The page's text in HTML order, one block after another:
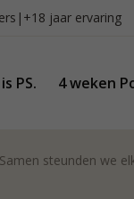
| +18 jaar ervaring
PS. 4 weken
Samen steunden we